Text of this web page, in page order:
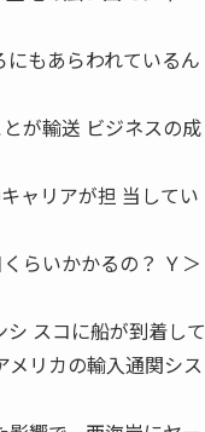
もあらわれているん
が輸送 ビジネスの成
ャリアが担 当してい
らいかかるの？ Ｙ＞
スコに船が到着して
メリカの輸入通関シス